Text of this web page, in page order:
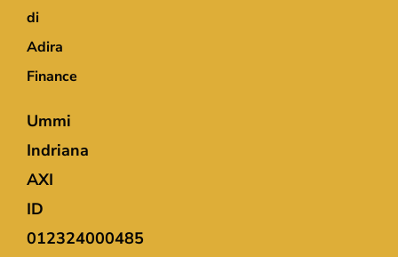
di
Adira
Finance
Ummi
Indriana
AXI
ID
012324000485